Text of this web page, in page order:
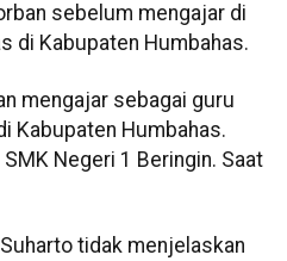
sebelum mengajar di
di Kabupaten Humbahas.
mengajar sebagai guru
Kabupaten Humbahas.
Negeri 1 Beringin. Saat
tidak menjelaskan